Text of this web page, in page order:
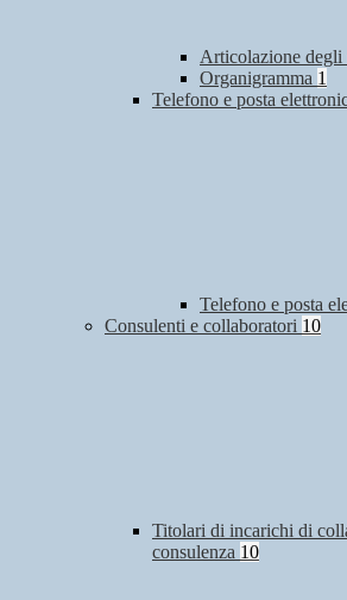
Articolazione
Organigramma 1
Telefono e posta
Telefono e posta
Consulenti e collaboratori 10
Titolari di incarichi di
consulenza 10